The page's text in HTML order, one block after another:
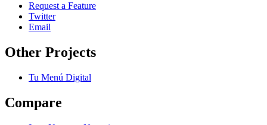
Request a Feature
Twitter
Email
Other Projects
Tu Menú Digital
Compare